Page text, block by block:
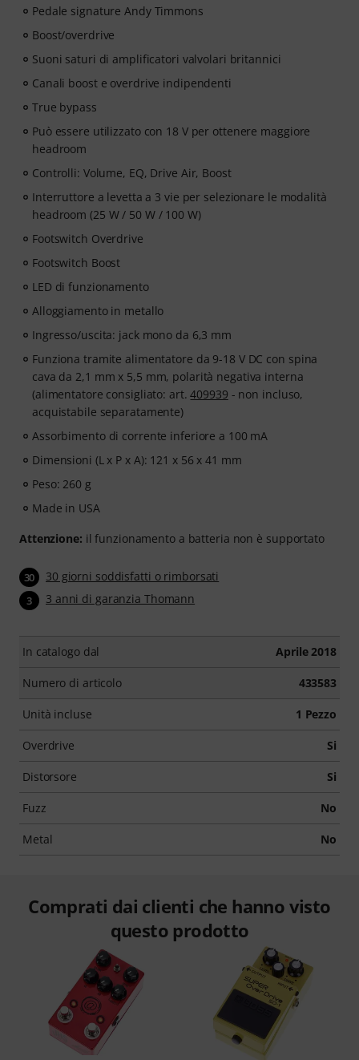
Pedale signature Andy Timmons
Boost/overdrive
Suoni saturi di amplificatori valvolari britannici
Canali boost e overdrive indipendenti
True bypass
Può essere utilizzato con 18 V per ottenere maggiore
headroom
Controlli: Volume, EQ, Drive Air, Boost
Interruttore a levetta a 3 vie per selezionare le modalità
headroom (25 W / 50 W / 100 W)
Footswitch Overdrive
Footswitch Boost
LED di funzionamento
Alloggiamento in metallo
Ingresso/uscita: jack mono da 6,3 mm
Funziona tramite alimentatore da 9-18 V DC con spina
cava da 2,1 mm x 5,5 mm, polarità negativa interna
(alimentatore consigliato: art.409939 - non incluso,
acquistabile separatamente)
Assorbimento di corrente inferiore a 100 mA
Dimensioni (L x P x A): 121 x 56 x 41 mm
Peso: 260 g
Made in USA
Attenzione: il funzionamento a batteria non è supportato
30 30 giorni soddisfatti o rimborsati
3 3 anni di garanzia Thomann
In catalogo dal Aprile 2018
Numero di articolo 433583
Unità incluse 1 Pezzo
Overdrive Si
Distorsore Si
Fuzz No
Metal No
Comprati dai clienti che hanno visto
questo prodotto